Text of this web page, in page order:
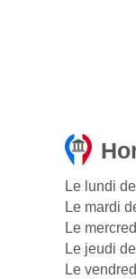
Le lundi
Le mardi
Le
Le jeudi
Le